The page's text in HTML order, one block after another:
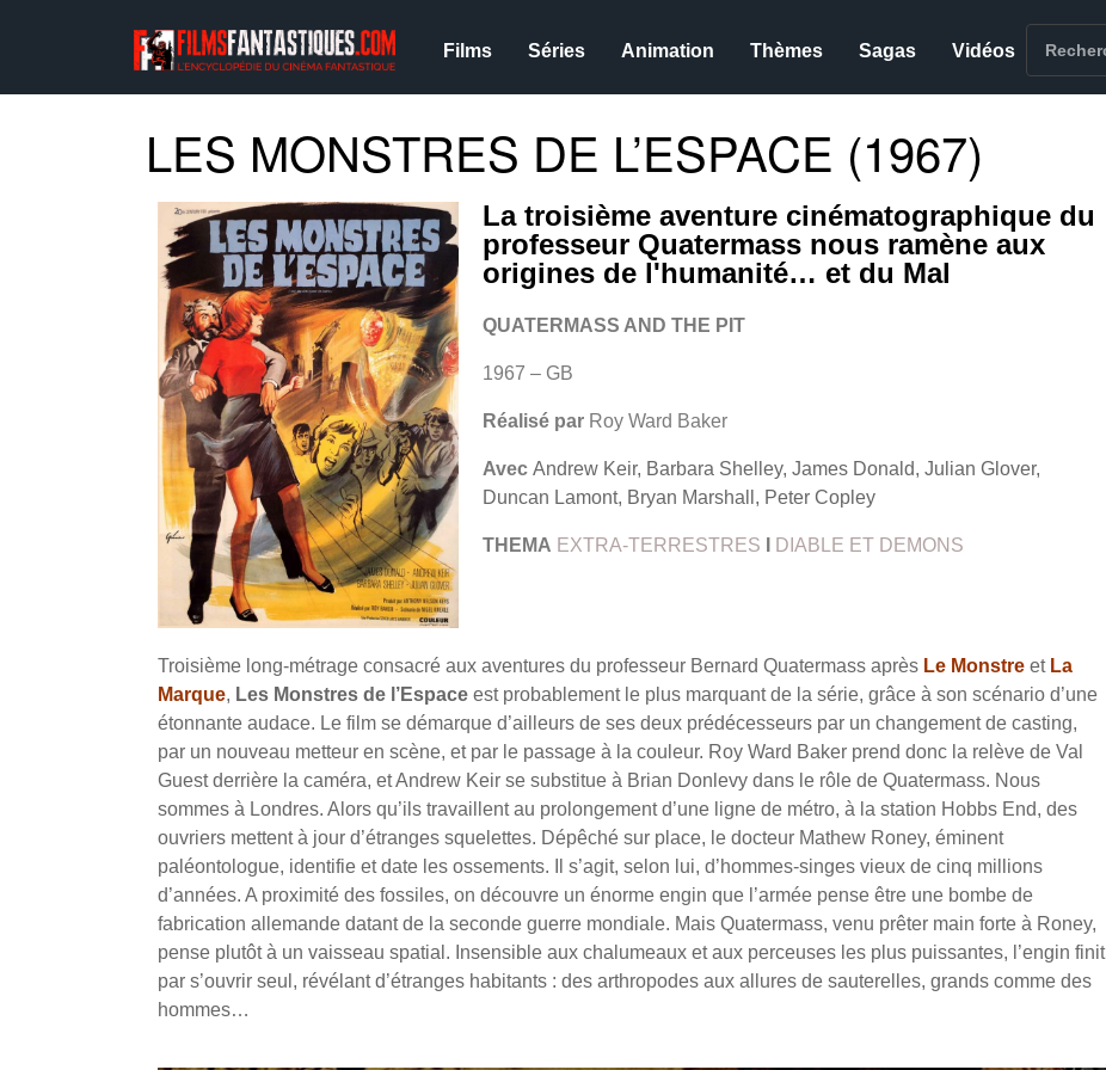
Films Séries Animation Thèmes Sagas Vidéos
LES MONSTRES DE L’ESPACE (1967)
La troisième aventure cinématographique du
professeur Quatermass nous ramène aux
origines de l'humanité… et du Mal
QUATERMASS AND THE PIT
1967 – GB
Réalisé par Roy Ward Baker
Avec Andrew Keir, Barbara Shelley, James Donald, Julian Glover,
Duncan Lamont, Bryan Marshall, Peter Copley
THEMA EXTRA-TERRESTRES DIABLE ET DEMONS
Troisième long-métrage consacré aux aventures du professeur Bernard Quatermass après Le Monstre et La
Marque, Les Monstres de l’Espace est probablement le plus marquant de la série, grâce à son scénario d’une
étonnante audace. Le film se démarque d’ailleurs de ses deux prédécesseurs par un changement de casting,
par un nouveau metteur en scène, et par le passage à la couleur. Roy Ward Baker prend donc la relève de Val
Guest derrière la caméra, et Andrew Keir se substitue à Brian Donlevy dans le rôle de Quatermass. Nous
sommes à Londres. Alors qu’ils travaillent au prolongement d’une ligne de métro, à la station Hobbs End, des
ouvriers mettent à jour d’étranges squelettes. Dépêché sur place, le docteur Mathew Roney, éminent
paléontologue, identifie et date les ossements. Il s’agit, selon lui, d’hommes-singes vieux de cinq millions
d’années. A proximité des fossiles, on découvre un énorme engin que l’armée pense être une bombe de
fabrication allemande datant de la seconde guerre mondiale. Mais Quatermass, venu prêter main forte à Roney,
pense plutôt à un vaisseau spatial. Insensible aux chalumeaux et aux perceuses les plus puissantes, l’engin finit
par s’ouvrir seul, révélant d’étranges habitants : des arthropodes aux allures de sauterelles, grands comme des
hommes…